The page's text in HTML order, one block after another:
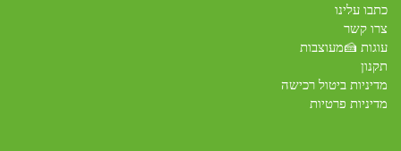
כתבו עלינו
צרו קשר
עוגות 🍰מעוצבות
תקנון
מדיניות ביטול רכישה
מדיניות פרטיות